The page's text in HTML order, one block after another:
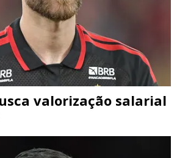
valorização salarial